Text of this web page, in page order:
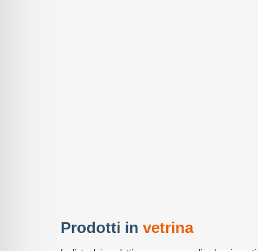
Prodotti in vetrina